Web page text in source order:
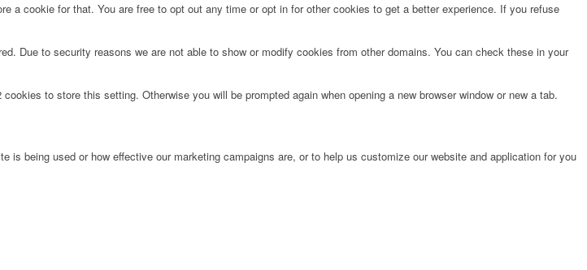
cookie for that. You are free to opt out any time or opt in for other cookies to get a better experience. If you refuse
Due to security reasons we are not able to show or modify cookies from other domains. You can check these in your
to store this setting. Otherwise you will be prompted again when opening a new browser window or new a tab.
being used or how effective our marketing campaigns are, or to help us customize our website and application for you